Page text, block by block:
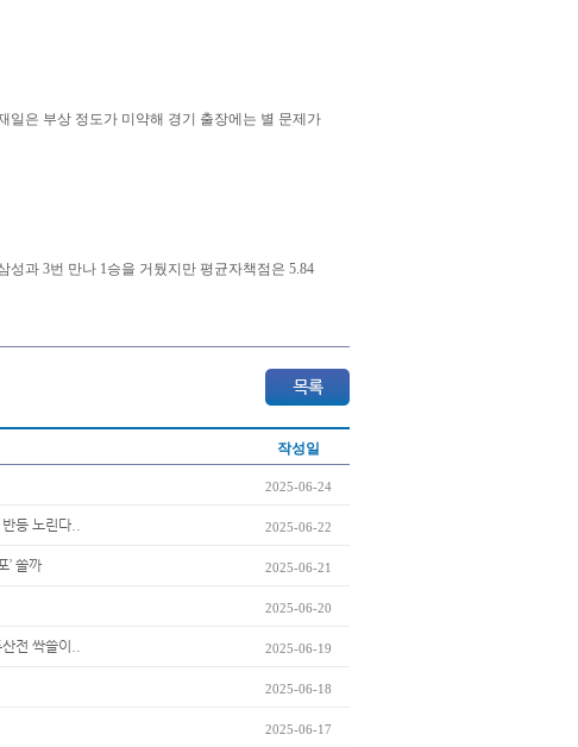
일은 부상 정도가 미약해 경기 출장에는 별 문제가
성과 3번 만나 1승을 거뒀지만 평균자책점은 5.84
작성일
2025-06-24
등 노린다.. 2025-06-22
’ 쏠까 2025-06-21
2025-06-20
전 싹쓸이.. 2025-06-19
2025-06-18
2025-06-17